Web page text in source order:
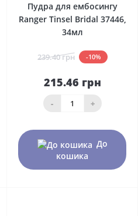
Пудра для ембосингу
Ranger Tinsel Bridal 37446,
34мл
239.40 грн -10%
215.46 грн
- +
До
кошика